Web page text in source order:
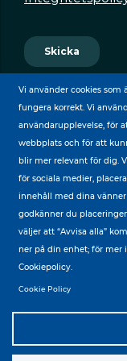
Vi använder cookies som
fungera korrekt. Vi
användarupplevelse, för
webbplats och för att
blir mer relevant för dig.
för sociala medier,
innehåll med dina vänner
godkänner du
väljer att “Avvisa alla”
ner på din enhet; för mer
Cookiepolicy.
Cookie Policy